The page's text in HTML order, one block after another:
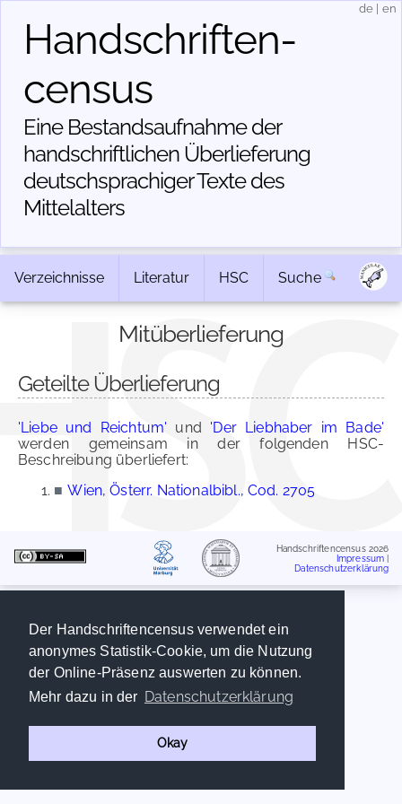
Der Handschriftencensus verwendet ein
anonymes Statistik-Cookie, um die Nutzung
der Online-Präsenz auswerten zu können.
Mehr dazu in der Datenschutzerklärung
Okay
Handschriften­
census
Eine Bestandsaufnahme der
handschriftlichen Über­lieferung
deutschsprachiger Texte des
Mittelalters
de en
Verzeichnisse Literatur HSC Suche
Mitüberlieferung
Geteilte Überlieferung
'Liebe und Reichtum' und 'Der Liebhaber im Bade'
werden gemeinsam in der folgenden HSC-
Beschreibung überliefert:
■ Wien, Österr. Nationalbibl., Cod. 2705
Handschriftencensus 2026
Impressum
Datenschutzerklärung